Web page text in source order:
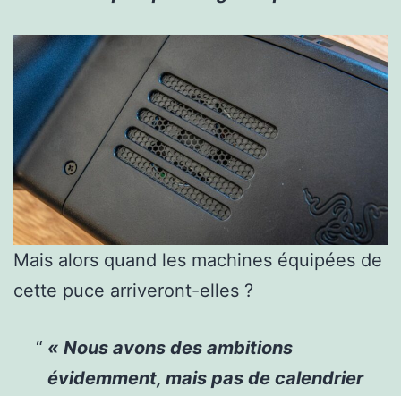
Mais alors quand les machines équipées de
cette puce arriveront-elles ?
« Nous avons des ambitions
évidemment, mais pas de calendrier